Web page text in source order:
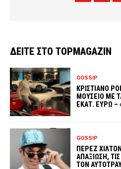
ΔΕΙΤΕ ΣΤΟ TOPMAGAZIN
GOSSIP
ΚΡΙΣΤΙΑΝΟ
ΜΟΥΣΕΙΟ ΜΕ
ΕΚΑΤ. ΕΥΡΩ
GOSSIP
ΠΕΡΕΖ
ΑΠΑΞΙΩΣΗ,
ΤΟΝ